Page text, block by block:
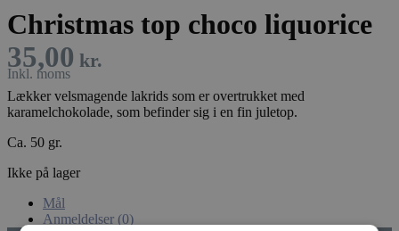
Christmas top choco liquorice
35,00 kr.
Lækker velsmagende lakrids som er overtrukket med
karamelchokolade, som befinder sig i en fin juletop.
Ca. 50 gr.
Ikke på lager
Mål
Anmeldelser (0)